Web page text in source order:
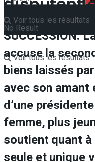
Voir tous les résultats
No Result
Voir tous les résultats
SUCCESSION.
accuse la
biens laissés
avec son
d’une
femme, plus
soutient quant à
seule et unique